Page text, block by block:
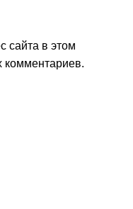
сайта в этом
комментариев.